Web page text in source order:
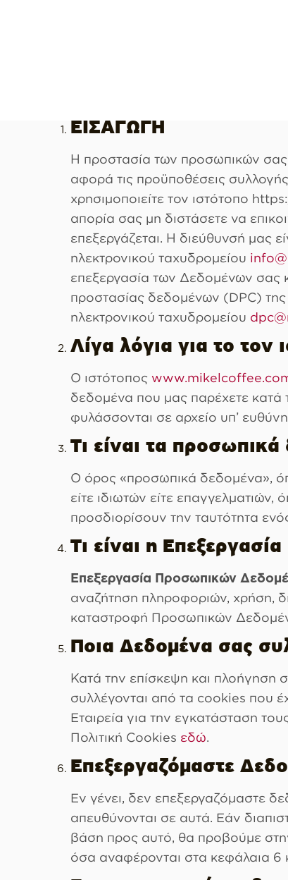
ΕΙΣΑΓΩΓΗ
Η προστασία των προσωπικών σας
αφορά τις προϋποθέσεις
χρησιμοποιείτε τον ιστότοπο
απορία σας μη διστάσετε να
επεξεργάζεται. Η διεύθυνσή μας
ηλεκτρονικού ταχυδρομείου
επεξεργασία των Δεδομένων σας
προστασίας δεδομένων (DPC)
ηλεκτρονικού ταχυδρομείου
Λίγα λόγια για το τον
Ο ιστότοπος
δεδομένα που μας παρέχετε κατά
φυλάσσονται σε αρχείο υπ’ ευθύνη
Τι είναι τα
Ο όρος «προσωπικά δεδομένα»,
είτε ιδιωτών είτε
προσδιορίσουν την ταυτότητα
Τι είναι η
Επεξεργασία Προσωπικών
αναζήτηση πληροφοριών, χρήση,
καταστροφή Προσωπικών
Ποια Δεδομένα σας
Κατά την επίσκεψη και πλοήγηση
συλλέγονται από τα cookies που
Εταιρεία για την εγκατάσταση
Πολιτική Cookies εδώ
Επεξεργαζόμαστε
Εν γένει, δεν επεξεργαζόμαστε
απευθύνονται σε αυτά. Εάν
βάση προς αυτό, θα προβούμε
όσα αναφέρονται στα κεφάλαια 6